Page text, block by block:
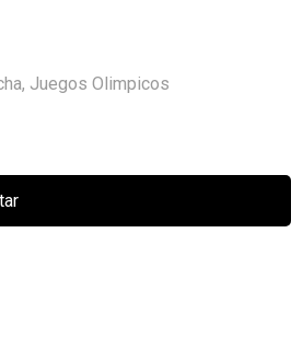
, Juegos Olimpicos